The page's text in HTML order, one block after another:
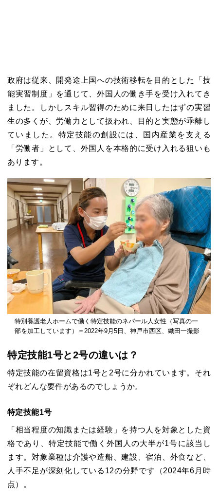
政府は従来、開発途上国への技術移転を目的とした「技
能実習制度」を通じて、外国人の働き手を受け入れてき
ました。しかしスキル習得のために来日したはずの実習
生の多くが、労働力として扱われ、目的と実態が乖離し
ていました。特定技能の創設には、国内産業を支える
「労働者」として、外国人を本格的に受け入れる狙いも
あります。
特別養護老人ホームで働く特定技能のネパール人女性（写真の一
部を加工しています）＝2022年9月5日、神戸市西区、織田一撮影
特定技能1号と2号の違いは？
特定技能の在留資格は1号と2号に分かれています。それ
ぞれどんな要件があるのでしょうか。
特定技能1号
「相当程度の知識または経験」を持つ人を対象とした資
格であり、特定技能で働く外国人の大半が1号に該当し
ます。対象業種は介護や造船、建設、宿泊、外食など、
人手不足が深刻化している12の分野です（2024年6月時
点）。